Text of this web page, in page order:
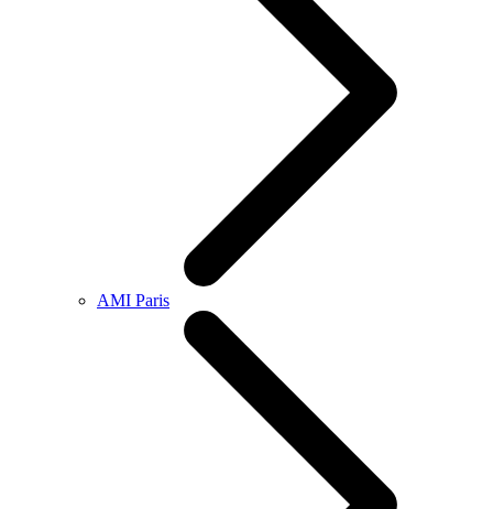
AMI Paris